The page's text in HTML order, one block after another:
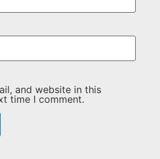
and website in this
time I comment.